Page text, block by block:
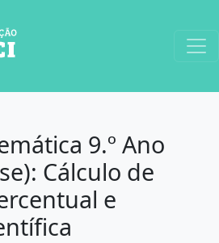
9.º Ano
Cálculo de
e